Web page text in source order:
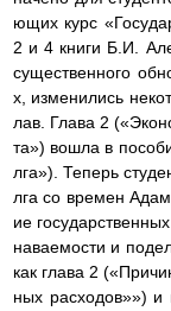
ющих курс
2 и 4 книги Б.И.
существенного
х, изменились
лав. Глава 2
та») вошла в
лга»). Теперь
лга со времен
ие
наваемости и
как глава 2
ных расходов»») и